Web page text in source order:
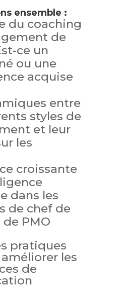
ensemble :
du coaching
de
ce un
ou une
acquise
entre
styles de
et leur
les
croissante
dans les
de chef de
PMO
pratiques
les
de